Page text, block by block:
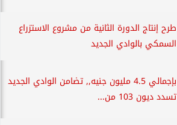
طرح إنتاج الدورة الثانية من مشروع الاستزراع
السمكي بالوادي الجديد
بإجمالي 4.5 مليون جنيه,, تضامن الوادي الجديد
تسدد ديون 103 من...